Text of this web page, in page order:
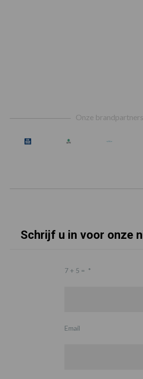
Onze brandpartners
Schrijf u in voor onze
7 + 5 = *
Email